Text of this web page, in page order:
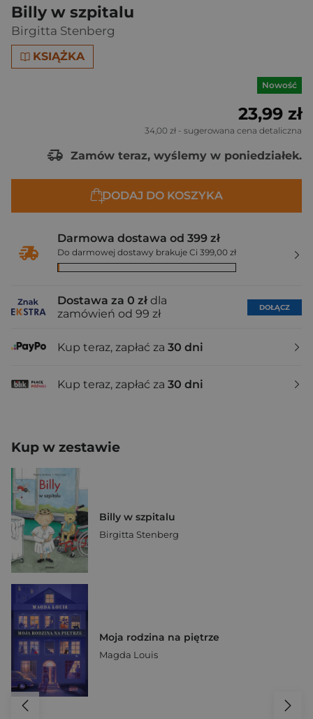
Billy w szpitalu
Birgitta Stenberg
KSIĄŻKA
Nowość
23,99 zł
34,00 zł - sugerowana cena detaliczna
Zamów teraz, wyślemy w poniedziałek.
DODAJ DO KOSZYKA
Darmowa dostawa od 399 zł
Do darmowej dostawy brakuje Ci 399,00 zł
Dostawa za 0 zł dla
zamówień od 99 zł
DOŁĄCZ
Kup teraz, zapłać za 30 dni
Kup teraz, zapłać za 30 dni
Kup w zestawie
Billy w szpitalu
Birgitta Stenberg
Moja rodzina na piętrze
Magda Louis